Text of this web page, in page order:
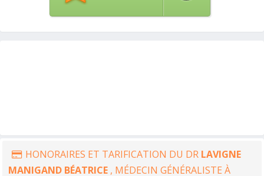
HONORAIRES ET TARIFICATION DU DR LAVIGNE
MANIGAND BÉATRICE , MÉDECIN GÉNÉRALISTE À